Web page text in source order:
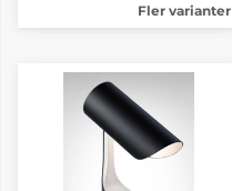
Fler varianter